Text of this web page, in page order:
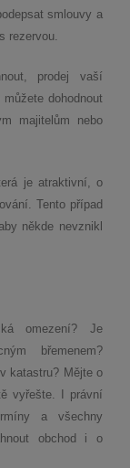
smlouvy a
rezervou.
prodej vaší
dohodnout
majitelům nebo
je atraktivní, o
Tento případ
někde nevznikl
omezení? Je
břemenem?
katastru? Mějte o
vyřešte. I právní
a všechny
obchod i o